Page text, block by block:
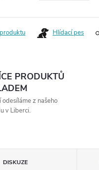
Hlídací pes
PRODUKTŮ
odesíláme z našeho
v Liberci.
DISKUZE